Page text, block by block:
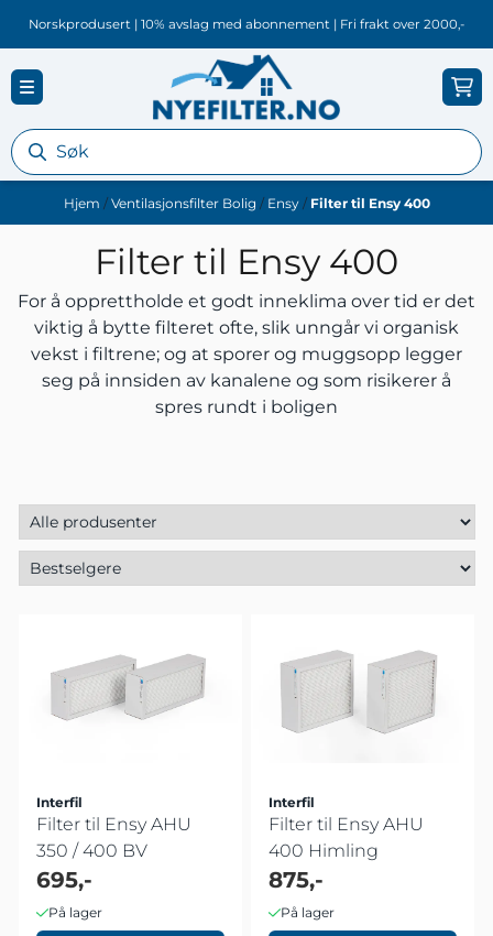
Hopp til innhold
Norskprodusert | 10% avslag med abonnement | Fri frakt over 2000,-
Hjem / Ventilasjonsfilter Bolig / Ensy / Filter til Ensy 400
Filter til Ensy 400
For å opprettholde et godt inneklima over tid er det
viktig å bytte filteret ofte, slik unngår vi organisk
vekst i filtrene; og at sporer og muggsopp legger
seg på innsiden av kanalene og som risikerer å
spres rundt i boligen
Interfil
Filter til Ensy AHU
350 / 400 BV
695,-
På lager
Interfil
Filter til Ensy AHU
400 Himling
875,-
På lager